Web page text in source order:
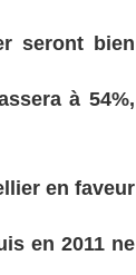
seront bien
à 54%,
en faveur
en 2011 ne